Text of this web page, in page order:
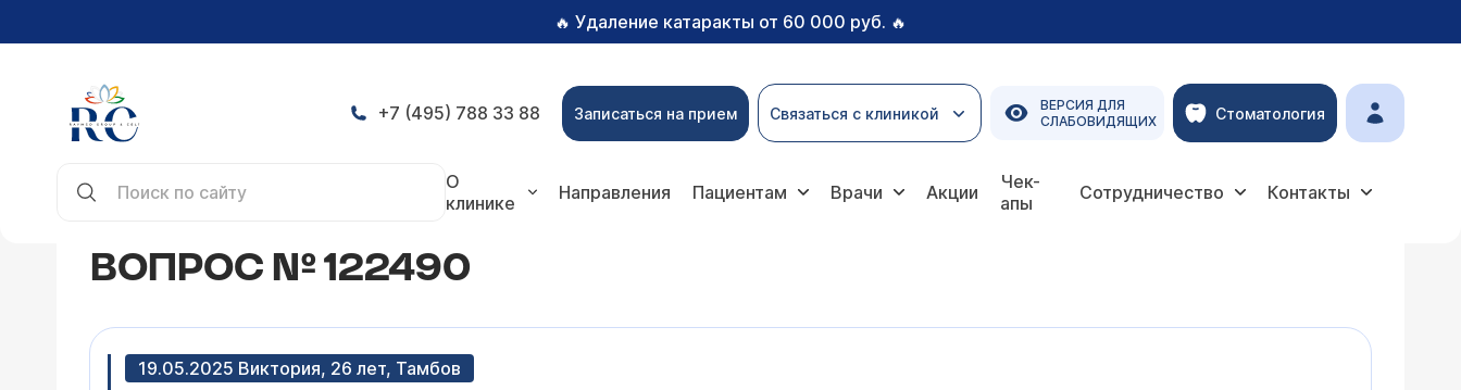
🔥 Удаление катаракты от 60 000 руб. 🔥
+7 (495) 788 33 88 Записаться на прием Связаться с клиникой
ВЕРСИЯ ДЛЯ
СЛАБОВИДЯЩИХ
Стоматология
О
клинике
Направления Пациентам Врачи Акции
Чек-
апы
Сотрудничество Контакты
ВОПРОС № 122490
19.05.2025 Виктория, 26 лет, Тамбов